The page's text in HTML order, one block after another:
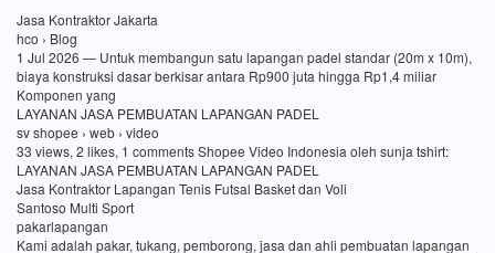
Jasa Kontraktor Jakarta
hco › Blog
1 Jul 2026 — Untuk membangun satu lapangan padel standar (20m x 10m),
biaya konstruksi dasar berkisar antara Rp900 juta hingga Rp1,4 miliar
Komponen yang
LAYANAN JASA PEMBUATAN LAPANGAN PADEL
sv shopee › web › video
33 views, 2 likes, 1 comments Shopee Video Indonesia oleh sunja tshirt:
LAYANAN JASA PEMBUATAN LAPANGAN PADEL
Jasa Kontraktor Lapangan Tenis Futsal Basket dan Voli
Santoso Multi Sport
pakarlapangan
Kami adalah pakar, tukang, pemborong, jasa dan ahli pembuatan lapangan